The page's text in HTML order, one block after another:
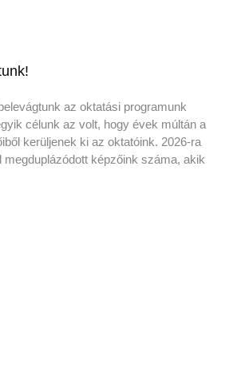
az oktatási programunk
célunk az volt, hogy évek múltán a
kerüljenek ki az oktatóink. 2026-ra
megduplázódott képzőink száma, akik